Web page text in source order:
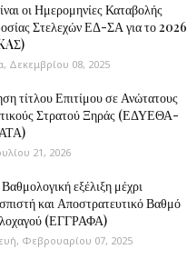
οι Ημερομηνίες Καταβολής
Στελεχών ΕΔ-ΣΑ για το 2026
Δεκεμβρίου 08, 2025
τίτλου Επιτίμου σε Ανώτατους
Στρατού Ξηράς (ΕΔΥΕΘΑ-
21, 2026
εξέλιξη μέχρι
και Αποστρατευτικό Βαθμό
(ΕΓΓΡΑΦΑ)
Φεβρουαρίου 07, 2025